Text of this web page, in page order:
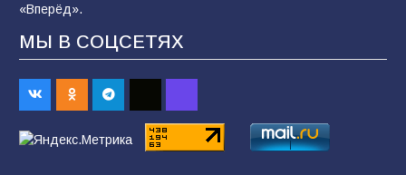
90
Командовал боем до последнего: герой
Евгений Остапенко
05.08.2026
«Вперёд».
МЫ В СОЦСЕТЯХ